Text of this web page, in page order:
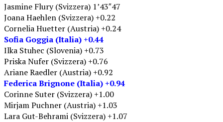
Jasmine Flury (Svizzera) 1’43″47
Joana Haehlen (Svizzera) +0.22
Cornelia Huetter (Austria) +0.24
Sofia Goggia (Italia) +0.44
Ilka Stuhec (Slovenia) +0.73
Priska Nufer (Svizzera) +0.76
Ariane Raedler (Austria) +0.92
Federica Brignone (Italia) +0.94
Corinne Suter (Svizzera) +1.00
Mirjam Puchner (Austria) +1.03
Lara Gut-Behrami (Svizzera) +1.07